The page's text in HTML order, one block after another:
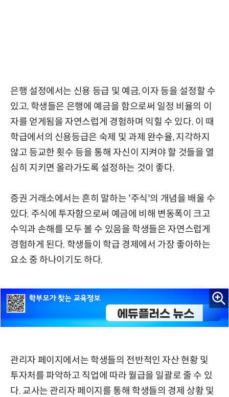
은행 설정에서는 신용 등급 및 예금, 이자 등을 설정할 수
있고, 학생들은 은행에 예금을 함으로써 일정 비율의 이
자를 얻게됨을 자연스럽게 경험하며 익힐 수 있다. 이 때
학급에서의 신용등급은 숙제 및 과제 완수율, 지각하지
않고 등교한 횟수 등을 통해 자신이 지켜야 할 것들을 열
심히 지키면 올라가도록 설정하는 것이 좋다.
증권 거래소에서는 흔히 말하는 '주식'의 개념을 배울 수
있다. 주식에 투자함으로써 예금에 비해 변동폭이 크고
수익과 손해를 모두 볼 수 있음을 학생들은 자연스럽게
경험하게 된다. 학생들이 학급 경제에서 가장 좋아하는
요소 중 하나이기도 하다.
관리자 페이지에서는 학생들의 전반적인 자산 현황 및
투자처를 파악하고 직업에 따라 월급을 일괄로 줄 수 있
다. 교사는 관리자 페이지를 통해 학생들의 경제 상황 및